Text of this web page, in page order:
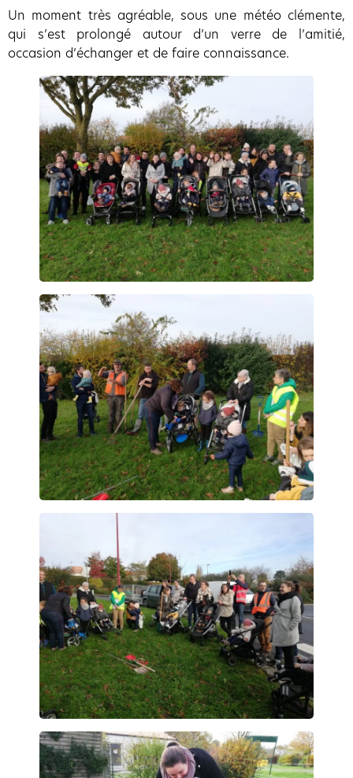
Un moment très agréable, sous une météo clémente,
qui s’est prolongé autour d’un verre de l’amitié,
occasion d’échanger et de faire connaissance.